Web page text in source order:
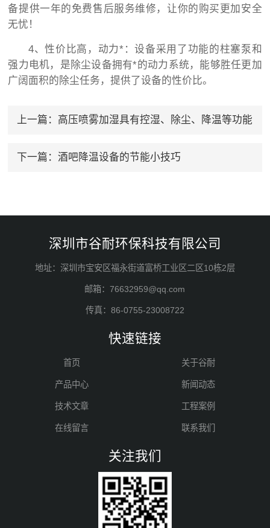
备提供一年的免费售后服务维修，让你的购买更加安全
无忧！
4、性价比高，动力*：设备采用了功能的柱塞泵和
强力电机，是除尘设备拥有*的动力系统，能够胜任更加
广阔面积的除尘任务，提供了设备的性价比。
上一篇： 高压喷雾加湿具有控湿、除尘、降温等功能
下一篇： 酒吧降温设备的节能小技巧
深圳市谷耐环保科技有限公司
地址：深圳市宝安区福永街道富桥工业区二区10栋2层
邮箱：76632959@qq.com
传真：86-0755-23008722
快速链接
首页 关于谷耐
产品中心 新闻动态
技术文章 工程案例
在线留言 联系我们
关注我们